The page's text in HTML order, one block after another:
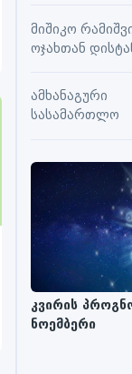
გარეთ
მიშიკო
ოჯახთან
გრძელდება
ამხანაგური
სასამართლო
კვირის
ნოემბერი